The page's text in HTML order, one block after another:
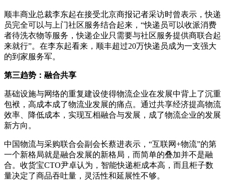
顺丰商业总裁李东起在接受北京商报记者采访时曾表示，快递
员完全可以与上门社区服务结合起来，“快递员可以收派消费
者待洗衣物等服务，快递企业只需要与社区服务提供商联合起
来就行”。在李东起看来，顺丰超过20万快递员成为一支强大
的到家服务军。
第三趋势：融合共享
基础设施与网络的重复建设使得物流企业在发展中背上了沉重
包袱，高成本成了物流业发展的痛点。通过共享经济提高物流
效率、降低成本，实现互相融合与发展，成了物流企业的发展
新方向。
中国物流与采购联合会副会长蔡进表示，“互联网+物流”的第
一个新格局就是融合发展的新格局，而简单的叠加并不是融
合。收货宝CTO尹卓认为，智能快递柜成本高，而且柜子数
量决定了商品吞吐量，灵活性和延展性不够。